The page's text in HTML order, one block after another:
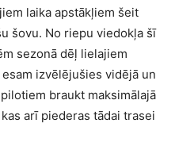
laika apstākļiem šeit
šovu. No riepu viedokļa šī
sezonā dēļ lielajiem
izvēlējušies vidējā un
braukt maksimālajā
arī piederas tādai trasei